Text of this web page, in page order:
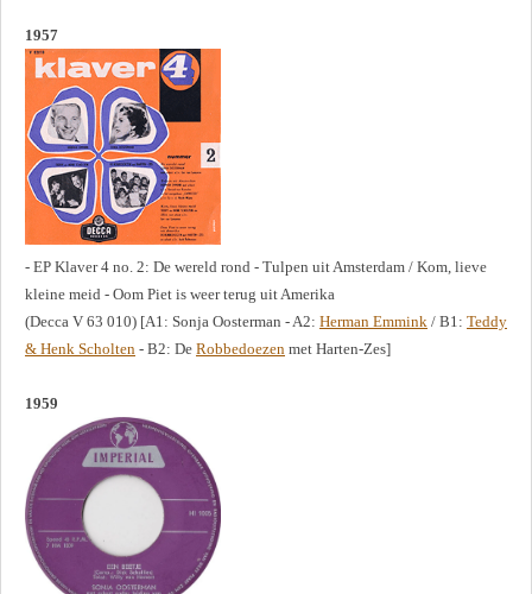
1957
- EP Klaver 4 no. 2: De wereld rond - Tulpen uit Amsterdam / Kom, lieve
kleine meid - Oom Piet is weer terug uit Amerika
(Decca V 63 010) [A1: Sonja Oosterman - A2: Herman Emmink / B1: Teddy
& Henk Scholten - B2: De Robbedoezen met Harten-Zes]
1959